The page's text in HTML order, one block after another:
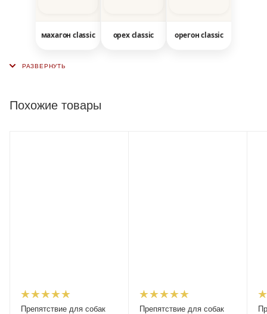
махагон classic орех classic орегон classic
Похожие товары
Препятствие для собак
Препятствие для собак